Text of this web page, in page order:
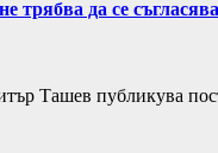
да се
Ташев публикува